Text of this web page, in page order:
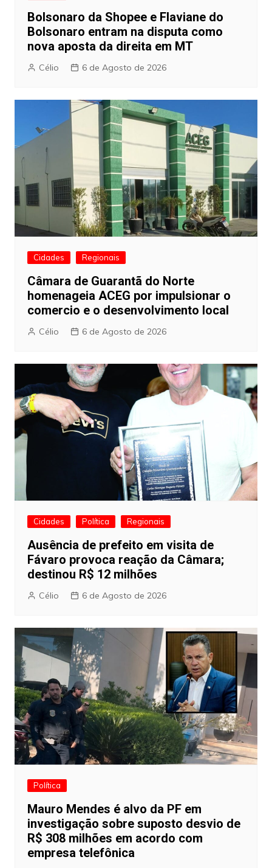
Bolsonaro da Shopee e Flaviane do
Bolsonaro entram na disputa como
nova aposta da direita em MT
Célio 6 de Agosto de 2026
Cidades Regionais
Câmara de Guarantã do Norte
homenageia ACEG por impulsionar o
comercio e o desenvolvimento local
Célio 6 de Agosto de 2026
Cidades Política Regionais
Ausência de prefeito em visita de
Fávaro provoca reação da Câmara;
destinou R$ 12 milhões
Célio 6 de Agosto de 2026
Política
Mauro Mendes é alvo da PF em
investigação sobre suposto desvio de
R$ 308 milhões em acordo com
empresa telefônica